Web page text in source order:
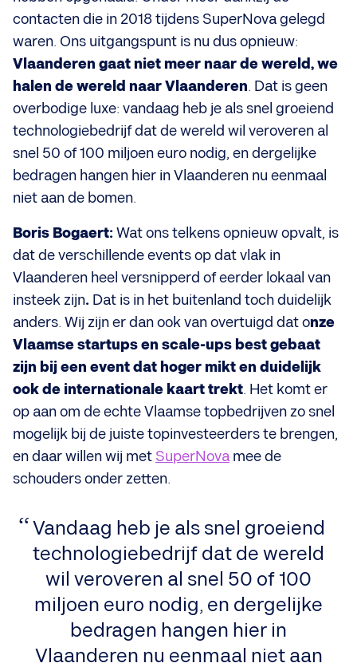
contacten die in 2018 tijdens SuperNova gelegd
waren. Ons uitgangspunt is nu dus opnieuw:
Vlaanderen gaat niet meer naar de wereld, we
halen de wereld naar Vlaanderen. Dat is geen
overbodige luxe: vandaag heb je als snel groeiend
technologiebedrijf dat de wereld wil veroveren al
snel 50 of 100 miljoen euro nodig, en dergelijke
bedragen hangen hier in Vlaanderen nu eenmaal
niet aan de bomen.
Boris Bogaert: Wat ons telkens opnieuw opvalt, is
dat de verschillende events op dat vlak in
Vlaanderen heel versnipperd of eerder lokaal van
insteek zijn. Dat is in het buitenland toch duidelijk
anders. Wij zijn er dan ook van overtuigd dat onze
Vlaamse startups en scale-ups best gebaat
zijn bij een event dat hoger mikt en duidelijk
ook de internationale kaart trekt. Het komt er
op aan om de echte Vlaamse topbedrijven zo snel
mogelijk bij de juiste topinvesteerders te brengen,
en daar willen wij met SuperNova mee de
schouders onder zetten.
Vandaag heb je als snel groeiend
technologiebedrijf dat de wereld
wil veroveren al snel 50 of 100
miljoen euro nodig, en dergelijke
bedragen hangen hier in
Vlaanderen nu eenmaal niet aan